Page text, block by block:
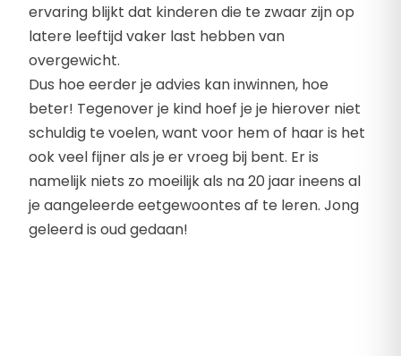
ervaring blijkt dat kinderen die te zwaar zijn op
latere leeftijd vaker last hebben van
overgewicht.
Dus hoe eerder je advies kan inwinnen, hoe
beter! Tegenover je kind hoef je je hierover niet
schuldig te voelen, want voor hem of haar is het
ook veel fijner als je er vroeg bij bent. Er is
namelijk niets zo moeilijk als na 20 jaar ineens al
je aangeleerde eetgewoontes af te leren. Jong
geleerd is oud gedaan!